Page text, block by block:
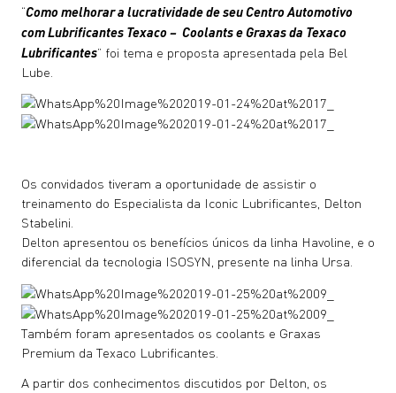
“Como melhorar a lucratividade de seu Centro Automotivo
com Lubrificantes Texaco – Coolants e Graxas da Texaco
Lubrificantes” foi tema e proposta apresentada pela Bel
Lube.
Os convidados tiveram a oportunidade de assistir o
treinamento do Especialista da Iconic Lubrificantes, Delton
Stabelini.
Delton apresentou os benefícios únicos da linha Havoline, e o
diferencial da tecnologia ISOSYN, presente na linha Ursa.
Também foram apresentados os coolants e Graxas
Premium da Texaco Lubrificantes.
A partir dos conhecimentos discutidos por Delton, os